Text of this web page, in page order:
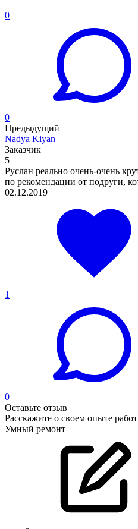
0
0
Предыдущий
Nadya Kiyan
Заказчик
5
Руслан реально очень-очень
по рекомендации от подруги,
02.12.2019
1
0
Оставьте отзыв
Расскажите о своем опыте
Умный ремонт